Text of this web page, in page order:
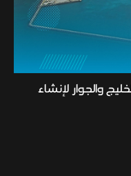
والجوار لإنشاء